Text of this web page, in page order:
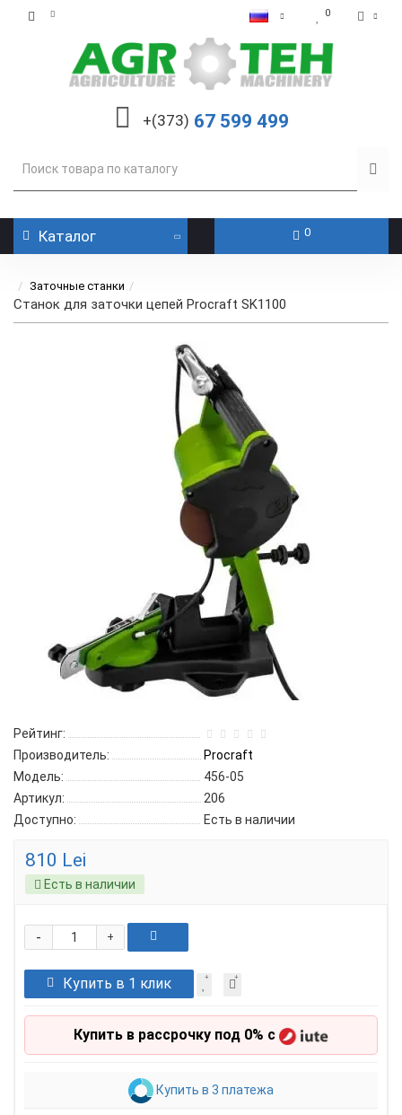
0
+(373) 67 599 499
Каталог 0
Заточные станки
Станок для заточки цепей Procraft SK1100
Рейтинг:
Производитель:
Procraft
Модель:
456-05
Артикул:
206
Доступно:
Есть в наличии
810 Lei
Есть в наличии
+
-
Купить в 1 клик
Купить в рассрочку под 0% с
Купить в 3 платежа